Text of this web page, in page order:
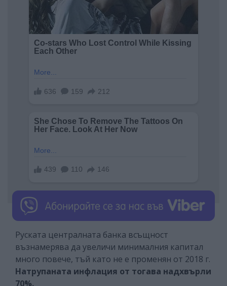
Руската централната банка всъщност
възнамерява да увеличи минималния капитал
много повече, тъй като не е променян от 2018 г.
Натрупаната инфлация от тогава надхвърли
70%.